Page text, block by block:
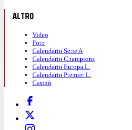
ALTRO
Video
Foto
Calendario Serie A
Calendario Champions
Calendario Europa L.
Calendario Premier L.
Casinò